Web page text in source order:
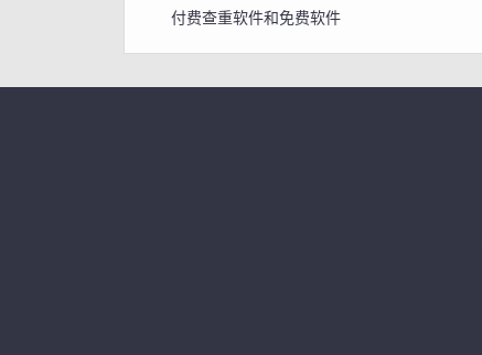
付费查重软件和免费软件